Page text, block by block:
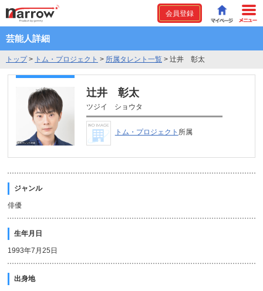
会員登録
芸能人詳細
トップ> トム・プロジェクト > 所属タレント一覧 > 辻井 彰太
辻井 彰太
ツジイ ショウタ
トム・プロジェクト 所属
ジャンル
俳優
生年月日
1993年7月25日
出身地